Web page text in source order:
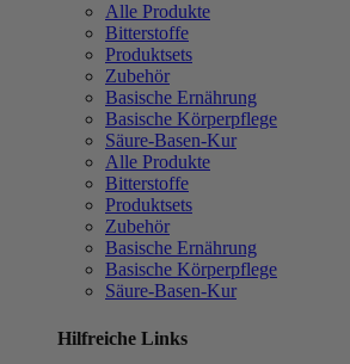
Alle Produkte
Bitterstoffe
Produktsets
Zubehör
Basische Ernährung
Basische Körperpflege
Säure-Basen-Kur
Alle Produkte
Bitterstoffe
Produktsets
Zubehör
Basische Ernährung
Basische Körperpflege
Säure-Basen-Kur
Hilfreiche Links